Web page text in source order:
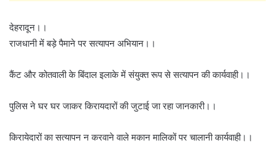
देहरादून।।
राजधानी में बड़े पैमाने पर सत्यापन अभियान।।
कैंट और कोतवाली के बिंदाल इलाके में संयुक्त रूप से सत्यापन की कार्यवाही।।
पुलिस ने घर घर जाकर किरायदारों की जुटाई जा रहा जानकारी।।
किरायेदारों का सत्यापन न करवाने वाले मकान मालिकों पर चालानी कार्यवाही।।